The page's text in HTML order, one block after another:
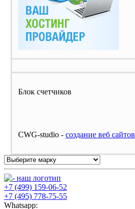
Блок счетчиков
CWG-studio - cоздание веб сайтов
+7 (499) 159-06-52
+7 (495) 778-75-55
Whatsapp: